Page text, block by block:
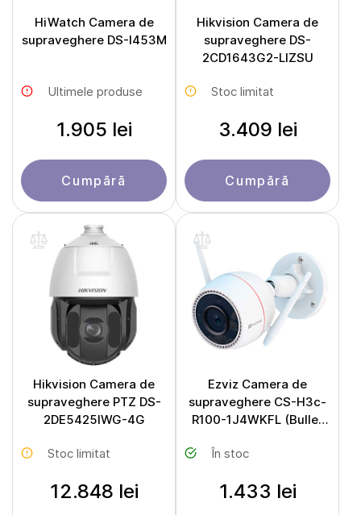
HiWatch Camera de
supraveghere DS-I453M
Ultimele produse
1.905 lei
Cumpără
Hikvision Camera de
supraveghere DS-
2CD1643G2-LIZSU
Stoc limitat
3.409 lei
Cumpără
Hikvision Camera de
supraveghere PTZ DS-
2DE5425IWG-4G
Stoc limitat
12.848 lei
Ezviz Camera de
supraveghere CS-H3c-
R100-1J4WKFL (Bullet
În stoc
1.433 lei